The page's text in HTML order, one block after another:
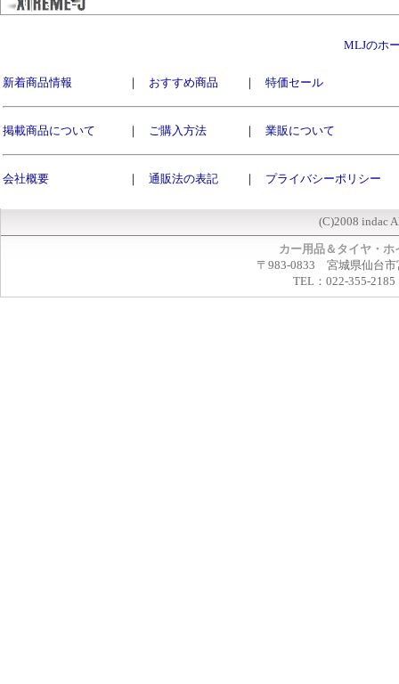
MLJのホ
新着商品情報 ｜ おすすめ商品 ｜ 特価セール
掲載商品について ｜ ご購入方法 ｜ 業販について
会社概要 ｜ 通販法の表記 ｜ プライバシーポリシー
(C)2008 indac
カー用品＆タイヤ・
〒983-0833 宮城県仙台市
TEL：022-355-